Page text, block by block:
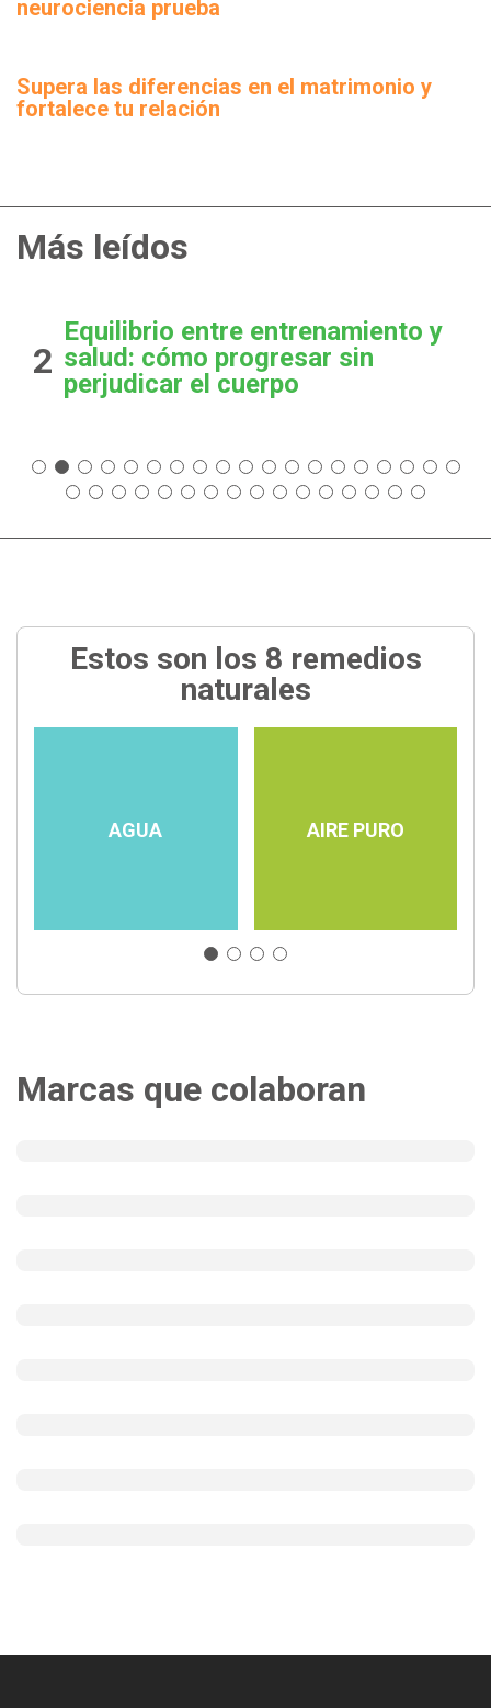
neurociencia prueba
Supera las diferencias en el matrimonio y
fortalece tu relación
Más leídos
2
Equilibrio entre entrenamiento y
salud: cómo progresar sin
perjudicar el cuerpo
Estos son los 8 remedios
naturales
AGUA AIRE PURO
Marcas que colaboran